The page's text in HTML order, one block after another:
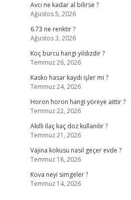
Avcı ne kadar al bilirse ?
Ağustos 5, 2026
6.73 ne renktir ?
Ağustos 3, 2026
Koç burcu hangi yıldızdır ?
Temmuz 26, 2026
Kasko hasar kaydı işler mi ?
Temmuz 24, 2026
Horon horon hangi yöreye aittir ?
Temmuz 22, 2026
Akıllı ilaç kaç doz kullanılır ?
Temmuz 21, 2026
Vajina kokusu nasıl geçer evde ?
Temmuz 18, 2026
Kova neyi simgeler ?
Temmuz 14, 2026